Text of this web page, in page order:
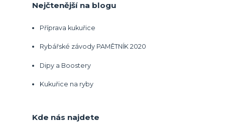
Nejčtenější na blogu
Příprava kukuřice
Rybářské závody PAMĚTNÍK 2020
Dipy a Boostery
Kukuřice na ryby
Kde nás najdete